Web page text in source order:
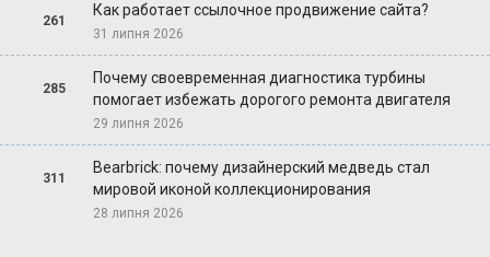
261
Как работает ссылочное продвижение сайта?
31 липня 2026
285
Почему своевременная диагностика турбины
помогает избежать дорогого ремонта двигателя
29 липня 2026
311
Bearbrick: почему дизайнерский медведь стал
мировой иконой коллекционирования
28 липня 2026